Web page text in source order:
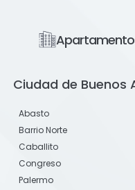
Ciudad de Buenos
Abasto
Barrio Norte
Caballito
Congreso
Palermo